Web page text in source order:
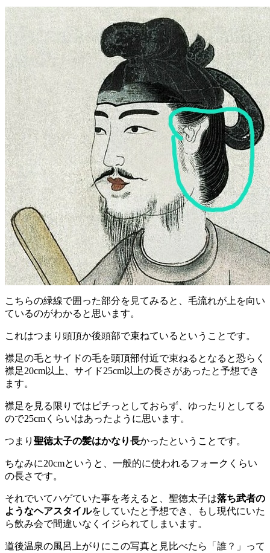
こちらの緑線で囲った部分を見てみると、毛流れが上を向い
ているのがわかると思います。
これはつまり頭頂か後頭部で束ねているということです。
襟足の毛とサイドの毛を頭頂部付近で束ねるとなると恐らく
襟足20cm以上、サイド25cm以上の長さがあったと予想でき
ます。
襟足を見る限りではピチっとしておらず、ゆったりとしてる
ので25cmくらいはあったように思います。
つまり 聖徳太子の髪はかなり長かったということです。
ちなみに20cmというと、一般的に使われるフォークくらい
の長さです。
それでいてハゲていた事を考えると、聖徳太子は落ち武者の
ようなヘアスタイルをしていたと予想でき、もし現代にいた
ら飲み会で間違いなくイジられてしまいます。
道後温泉の風呂上がりにこの写真と見比べたら「誰？」って